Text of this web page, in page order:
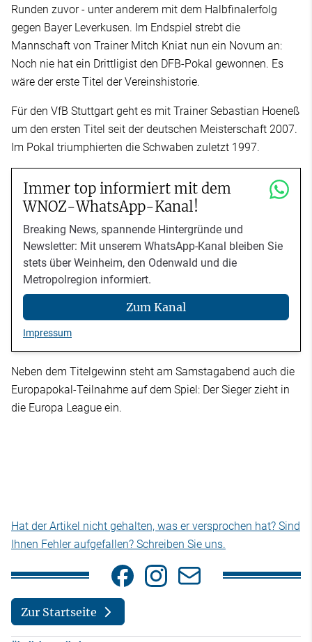
Runden zuvor - unter anderem mit dem Halbfinalerfolg
gegen Bayer Leverkusen. Im Endspiel strebt die
Mannschaft von Trainer Mitch Kniat nun ein Novum an:
Noch nie hat ein Drittligist den DFB-Pokal gewonnen. Es
wäre der erste Titel der Vereinshistorie.
Für den VfB Stuttgart geht es mit Trainer Sebastian Hoeneß
um den ersten Titel seit der deutschen Meisterschaft 2007.
Im Pokal triumphierten die Schwaben zuletzt 1997.
Immer top informiert mit dem
WNOZ-WhatsApp-Kanal!
Breaking News, spannende Hintergründe und
Newsletter: Mit unserem WhatsApp-Kanal bleiben Sie
stets über Weinheim, den Odenwald und die
Metropolregion informiert.
Zum Kanal
Impressum
Neben dem Titelgewinn steht am Samstagabend auch die
Europapokal-Teilnahme auf dem Spiel: Der Sieger zieht in
die Europa League ein.
Hat der Artikel nicht gehalten, was er versprochen hat? Sind
Ihnen Fehler aufgefallen? Schreiben Sie uns.
Zur Startseite